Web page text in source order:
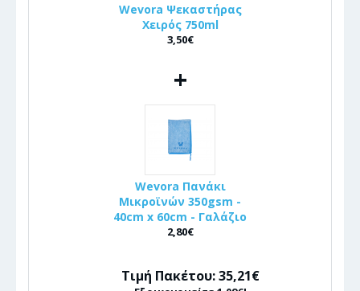
Wevora Ψεκαστήρας
Χειρός 750ml
3,50€
+
Wevora Πανάκι
Μικροϊνών 350gsm -
40cm x 60cm - Γαλάζιο
2,80€
Τιμή Πακέτου: 35,21€